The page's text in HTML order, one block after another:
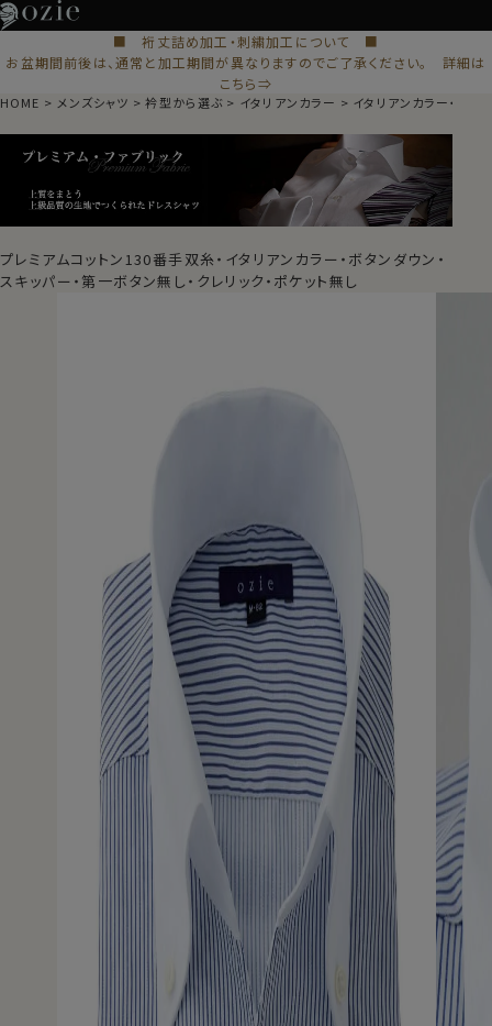
■ 裄丈詰め加工・刺繍加工について ■
お盆期間前後は、通常と加工期間が異なりますのでご了承ください。 詳細は
こちら⇒
HOME メンズシャツ 衿型から選ぶ イタリアンカラー イタリアンカラー・スキ
プレミアムコットン130番手双糸・イタリアンカラー・ボタンダウン・
スキッパー・第一ボタン無し・クレリック・ポケット無し